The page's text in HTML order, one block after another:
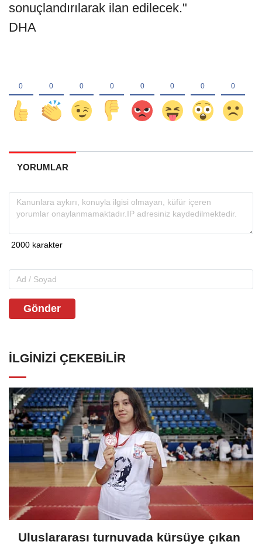
sonuçlandırılarak ilan edilecek."
DHA
YORUMLAR
Gönder
İLGINIZI ÇEKEBILIR
Uluslararası turnuvada kürsüye çıkan